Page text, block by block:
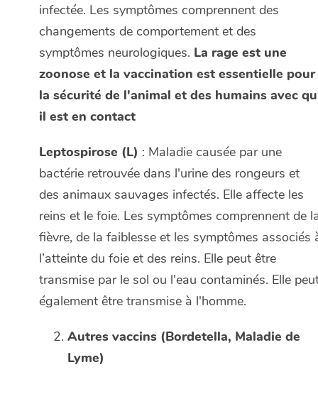
infectée. Les symptômes comprennent des
changements de comportement et des
symptômes neurologiques. La rage est une
zoonose et la vaccination est essentielle pour
la sécurité de l'animal et des humains avec
il est en contact
Leptospirose (L) : Maladie causée par une
bactérie retrouvée dans l'urine des rongeurs et
des animaux sauvages infectés. Elle affecte les
reins et le foie. Les symptômes comprennent de
fièvre, de la faiblesse et les symptômes associés
l’atteinte du foie et des reins. Elle peut être
transmise par le sol ou l'eau contaminés. Elle
également être transmise à l'homme.
Autres vaccins (Bordetella, Maladie de
Lyme)